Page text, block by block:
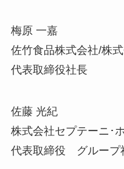
梅原 一嘉
佐竹食品株式会社/株
代表取締役社長
佐藤 光紀
株式会社セプテーニ･
代表取締役 グループ